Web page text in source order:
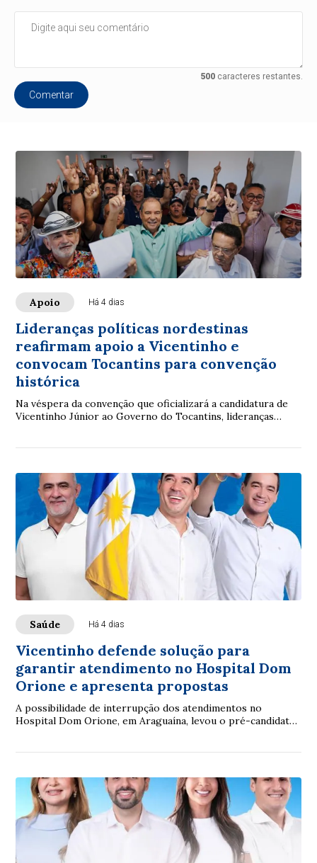
500caracteres restantes.
Comentar
Apoio Há 4 dias
Lideranças políticas nordestinas
reafirmam apoio a Vicentinho e
convocam Tocantins para convenção
histórica
Na véspera da convenção que oficializará a candidatura de
Vicentinho Júnior ao Governo do Tocantins, lideranças
estacionamento do Ginásio Ayrton Senna, em Taquaralto,
em Palmas.
Saúde Há 4 dias
Vicentinho defende solução para
garantir atendimento no Hospital Dom
Orione e apresenta propostas
A possibilidade de interrupção dos atendimentos no
Hospital Dom Orione, em Araguaína, levou o pré-candidato
continuidade dos serviços, o hospital recorreu da decisão,
mantendo a preocupação sobre a continuidade do impasse.